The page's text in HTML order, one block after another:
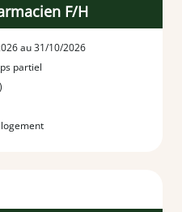
F/H
au 31/10/2026
partiel